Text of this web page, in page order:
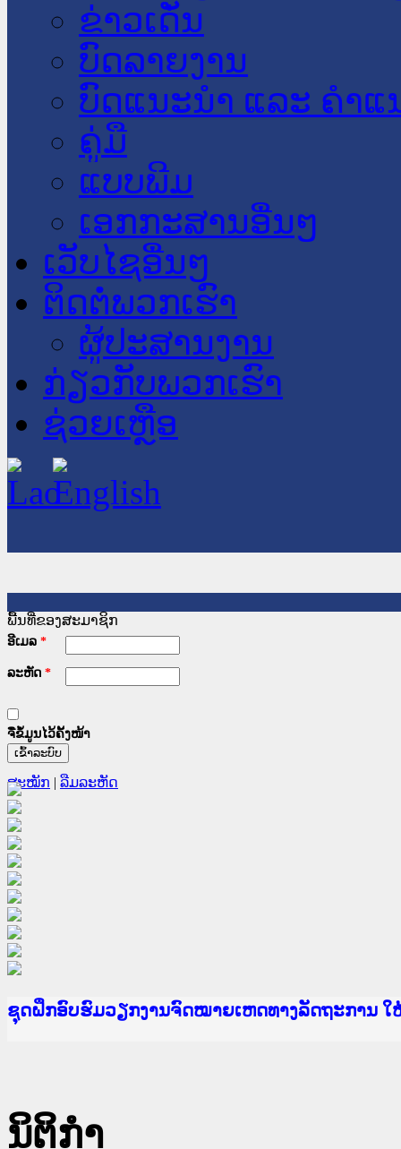
ຂ່າວເດັ່ນ
ບົດລາຍງານ
ບົດແນະນໍາ ແລະ ຄໍາແ
ຄູ່ມື
ແບບພີມ
ເອກກະສານອື່ນໆ
ເວັບໄຊອື່ນໆ
ຕິດຕໍ່ພວກເຮົາ
ຜູ້ປະສານງານ
ກ່ຽວກັບພວກເຮົາ
ຊ່ວຍເຫຼືອ
ພື້ນທີ່ຂອງສະມາຊິກ
ອີເມລ *
ລະຫັດ *
ຈື່ຂໍ້ມູນໄວ້ຄັ້ງໜ້າ
ສະໝັກ | ລືມລະຫັດ
Ministry of Justice Lao PDR
ເຜີຍແຜ່ວັບໄຊຈົດໝາຍເຫດທາງລັດຖະການ ແລະ ແອັ
ກະຊວງຍຸຕິທຳ
ຊຸດຝຶກອົບຮົມວຽກງານຈົດໝາຍເຫດທາງລັດຖະການ
ກອງປະຊຸມທົບທວນຄືນການຈັດຕັ້ງປະຕິບັດວຽກງານຈົ
ຝຶກອົບຮົມ ຜູ່ປະສານງານວຽກງານຈົດໝາຍເຫດທາງລັ
ຝຶກອົບຮົມ ຜູ່ປະສານງານວຽກງານຈົດໝາຍເຫດທາງລັ
ເຜີຍແຜ່ແອັບກົດໝາຍລາວ ແລະ ເວັບໄຊຈົດໝາຍເຫດ
ເຜີຍແຜ່ແອັບກົດໝາຍລາວ ແລະ ເວັບໄຊຈົດໝາຍເຫດ
ຍົກລະດັບວຽກງານຈົດໝາຍເຫດທາງລັດຖະການໃຫ້ຜູ້
ຊຸດຝຶກອົບຮົມວຽກງານຈົດໝາຍເຫດທາງລັດຖະການ ໃ
ນິຕິກໍາ